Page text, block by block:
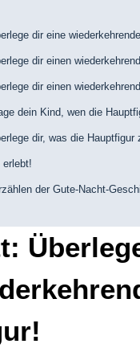
dir eine
dir einen
dir einen
dein Kind, wen die
dir, was die Hauptfigur
erlebt!
der Gute-Nacht-